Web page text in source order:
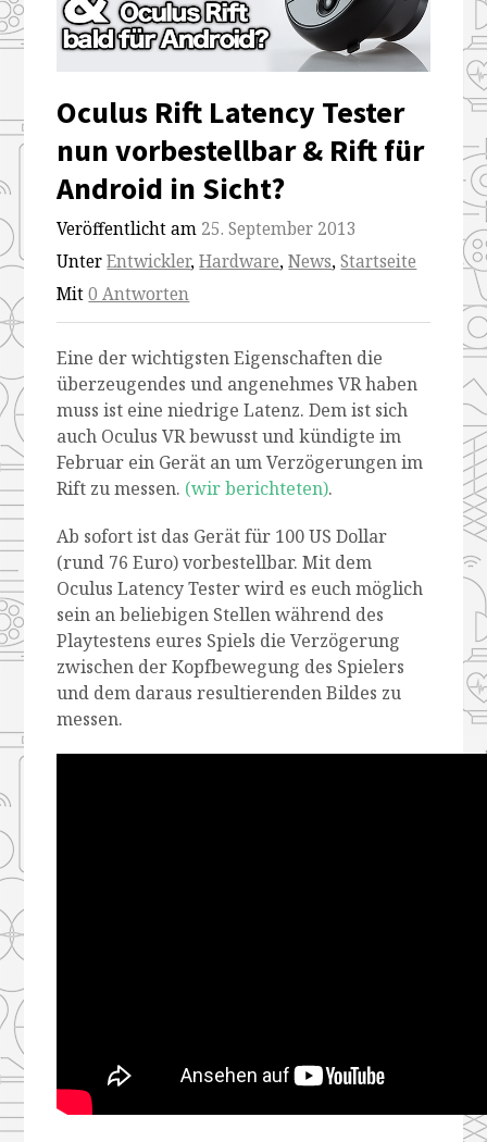
rift-
android-
in-
sichts
rift-
android-
in-
sichts
rift-
android-
in-
sichts
rift-
android-
in-
sichts
Oculus Rift Latency Tester
nun vorbestellbar & Rift für
Android in Sicht?
Veröffentlicht am 25. September 2013
UnterEntwickler,Hardware,News,Startseite
Mit0 Antworten
Eine der wichtigsten Eigenschaften die
überzeugendes und angenehmes VR haben
muss ist eine niedrige Latenz. Dem ist sich
auch Oculus VR bewusst und kündigte im
Februar ein Gerät an um Verzögerungen im
Rift zu messen. (wir berichteten).
Ab sofort ist das Gerät für 100 US Dollar
(rund 76 Euro) vorbestellbar. Mit dem
Oculus Latency Tester wird es euch möglich
sein an beliebigen Stellen während des
Playtestens eures Spiels die Verzögerung
zwischen der Kopfbewegung des Spielers
und dem daraus resultierenden Bildes zu
messen.